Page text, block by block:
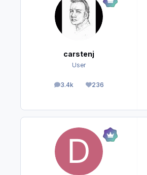
carstenj
User
3.4k
Beiträge 236
Reputation